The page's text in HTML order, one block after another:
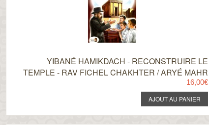
YIBANÉ HAMIKDACH - RECONSTRUIRE LE
TEMPLE - RAV FICHEL CHAKHTER / ARYÉ MAHR
16,00€